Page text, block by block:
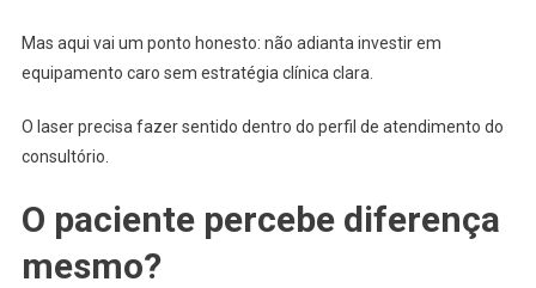
Mas aqui vai um ponto honesto: não adianta investir em
equipamento caro sem estratégia clínica clara.
O laser precisa fazer sentido dentro do perfil de atendimento do
consultório.
O paciente percebe diferença
mesmo?